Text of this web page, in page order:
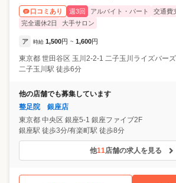
口コミあり 週3回 アルバイト・パート 交通費
完全週休2日
大手サロン
ア 時給 1,500円 ~ 1,600円
東京都 世田谷区 玉川2-2-1 二子玉川ライズバー
二子玉川駅 徒歩6分
他の店舗でも募集しています
整足院 銀座店
東京都 中央区 銀座5-1 銀座ファイブ2F
銀座駅 徒歩3分/有楽町駅 徒歩8分
他11店舗の求人を見る